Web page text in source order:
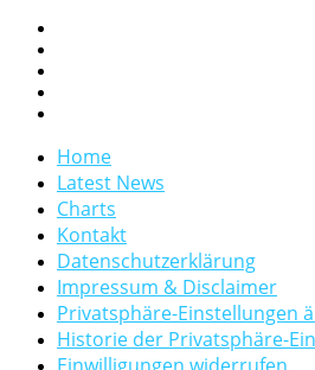
Home
Latest News
Charts
Kontakt
Datenschutzerklärung
Impressum & Disclaimer
Privatsphäre-Einstellungen
Historie der Privatsphäre-